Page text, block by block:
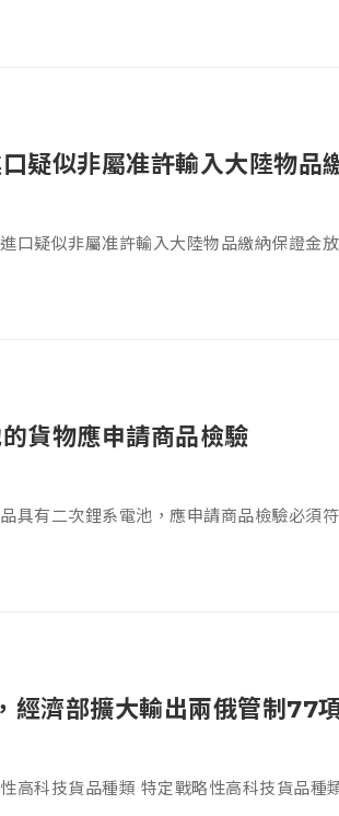
疑似非屬准許輸入大陸物品
口疑似非屬准許輸入大陸物品繳納保證金
貨物應申請商品檢驗
具有二次鋰系電池，應申請商品檢驗必須
經濟部擴大輸出兩俄管制77
高科技貨品種類 特定戰略性高科技貨品種